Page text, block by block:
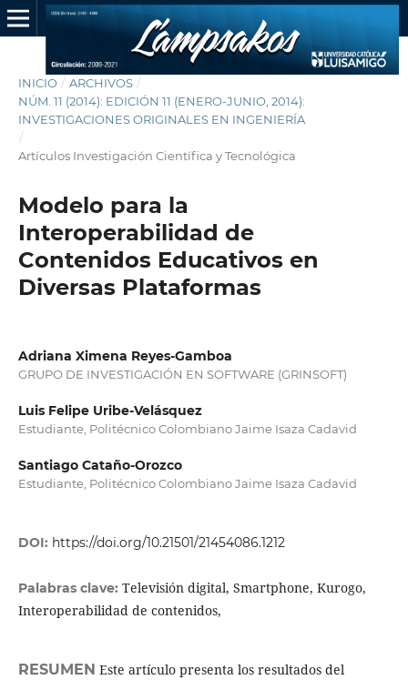
INICIO / ARCHIVOS /
NÚM. 11 (2014): EDICIÓN 11 (ENERO-JUNIO, 2014):
INVESTIGACIONES ORIGINALES EN INGENIERÍA
/
Artículos Investigación Científica y Tecnológica
Modelo para la
Interoperabilidad de
Contenidos Educativos en
Diversas Plataformas
Adriana Ximena Reyes-Gamboa
GRUPO DE INVESTIGACIÓN EN SOFTWARE (GRINSOFT)
Luis Felipe Uribe-Velásquez
Estudiante, Politécnico Colombiano Jaime Isaza Cadavid
Santiago Cataño-Orozco
Estudiante, Politécnico Colombiano Jaime Isaza Cadavid
DOI: https://doi.org/10.21501/21454086.1212
Palabras clave: Televisión digital, Smartphone, Kurogo,
Interoperabilidad de contenidos,
RESUMEN Este artículo presenta los resultados del